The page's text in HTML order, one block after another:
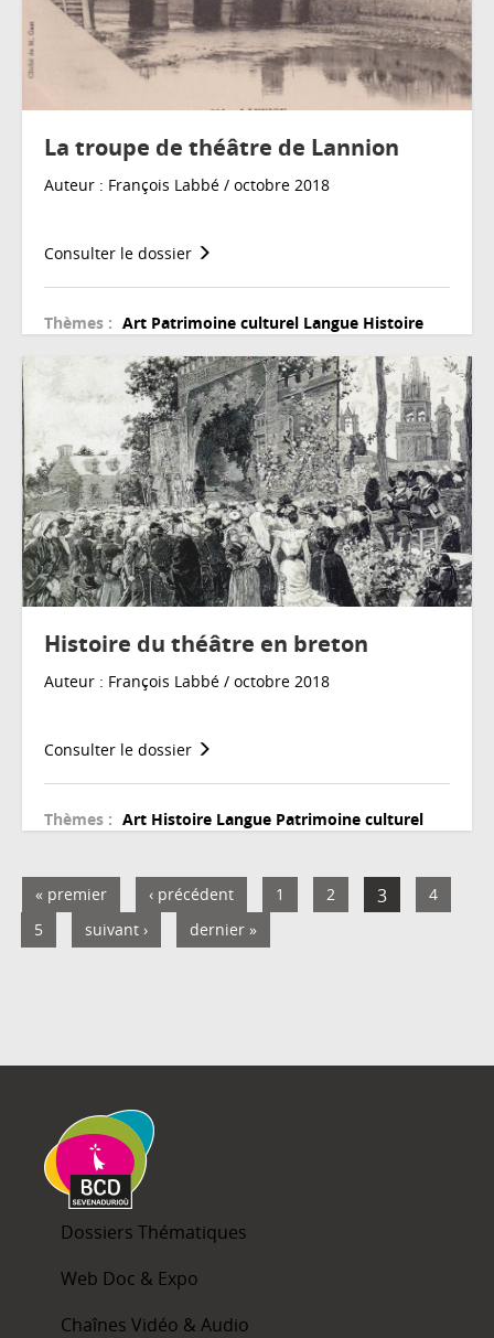
La troupe de théâtre de Lannion
Auteur : François Labbé / octobre 2018
Consulter le dossier
Thèmes : Art Patrimoine culturel Langue Histoire
Histoire du théâtre en breton
Auteur : François Labbé / octobre 2018
Consulter le dossier
Thèmes : Art Histoire Langue Patrimoine culturel
« premier ‹ précédent 1 2 3
4
5
suivant › dernier »
Dossiers Thématiques
Web Doc & Expo
Chaînes Vidéo & Audio